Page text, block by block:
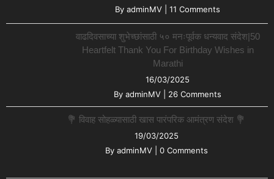
By adminMV 11 Comments
वाढदिवसाच्या शुभेच्छांसाठी ५० मनःपूर्वक धन्यवाद संदेश|50
Heartfelt Thank You For Birthday Wishes in
Marathi
16/03/2025
By adminMV 26 Comments
💐 विवाह सोहळ्यासाठी खास पारंपरिक आमंत्रण संदेश 💐
19/03/2025
By adminMV| 0 Comments